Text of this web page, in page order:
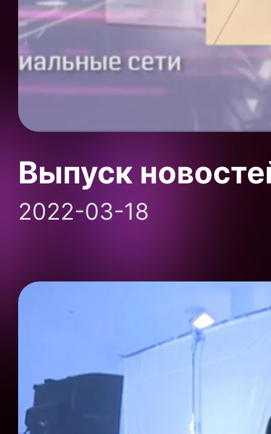
Выпуск
2022-03-18